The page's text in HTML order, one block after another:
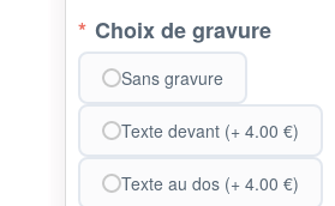
* Choix de gravure
Sans gravure
Texte devant (+ 4.00 €)
Texte au dos (+ 4.00 €)